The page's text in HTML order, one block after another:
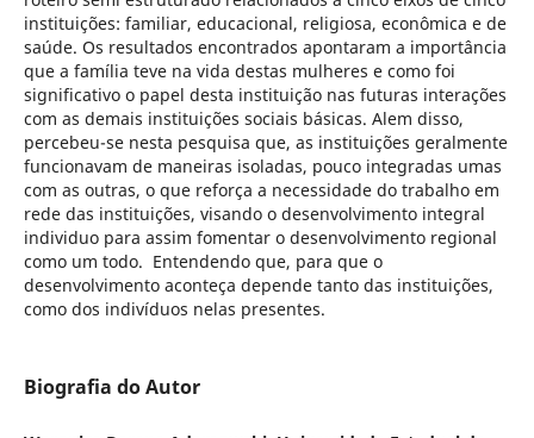
instituições: familiar, educacional, religiosa, econômica e de
saúde. Os resultados encontrados apontaram a importância
que a família teve na vida destas mulheres e como foi
significativo o papel desta instituição nas futuras interações
com as demais instituições sociais básicas. Alem disso,
percebeu-se nesta pesquisa que, as instituições geralmente
funcionavam de maneiras isoladas, pouco integradas umas
com as outras, o que reforça a necessidade do trabalho em
rede das instituições, visando o desenvolvimento integral
individuo para assim fomentar o desenvolvimento regional
como um todo. Entendendo que, para que o
desenvolvimento aconteça depende tanto das instituições,
como dos indivíduos nelas presentes.
Biografia do Autor